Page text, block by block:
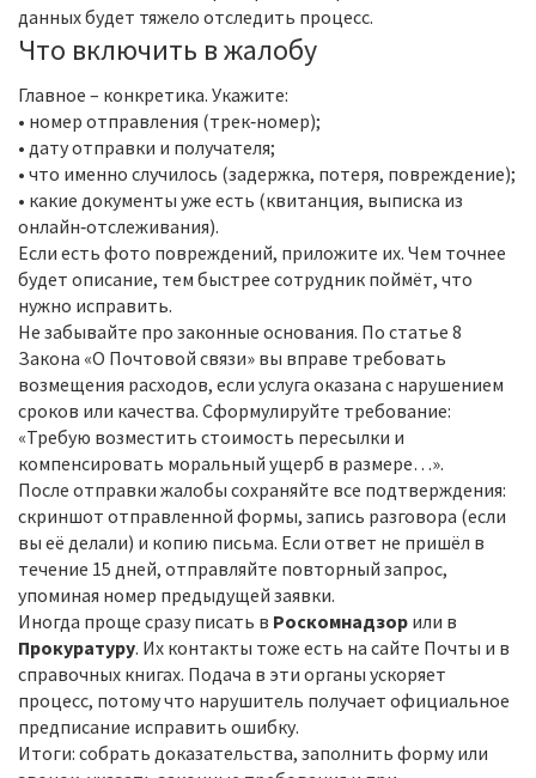
данных будет тяжело отследить процесс.
Что включить в жалобу
Главное – конкретика. Укажите:
• номер отправления (трек‑номер);
• дату отправки и получателя;
• что именно случилось (задержка, потеря, повреждение);
• какие документы уже есть (квитанция, выписка из
онлайн‑отслеживания).
Если есть фото повреждений, приложите их. Чем точнее
будет описание, тем быстрее сотрудник поймёт, что
нужно исправить.
Не забывайте про законные основания. По статье 8
Закона «О Почтовой связи» вы вправе требовать
возмещения расходов, если услуга оказана с нарушением
сроков или качества. Сформулируйте требование:
«Требую возместить стоимость пересылки и
компенсировать моральный ущерб в размере…».
После отправки жалобы сохраняйте все подтверждения:
скриншот отправленной формы, запись разговора (если
вы её делали) и копию письма. Если ответ не пришёл в
течение 15 дней, отправляйте повторный запрос,
упоминая номер предыдущей заявки.
Иногда проще сразу писать в Роскомнадзор или в
Прокуратуру. Их контакты тоже есть на сайте Почты и в
справочных книгах. Подача в эти органы ускоряет
процесс, потому что нарушитель получает официальное
предписание исправить ошибку.
Итоги: собрать доказательства, заполнить форму или